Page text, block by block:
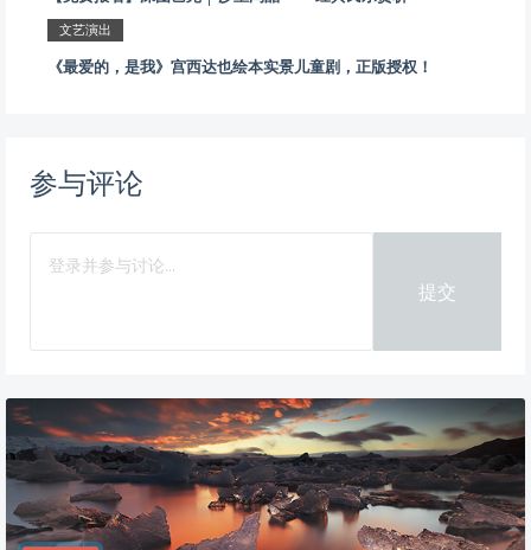
文艺演出
《最爱的，是我》宫西达也绘本实景儿童剧，正版授权！
参与评论
提交